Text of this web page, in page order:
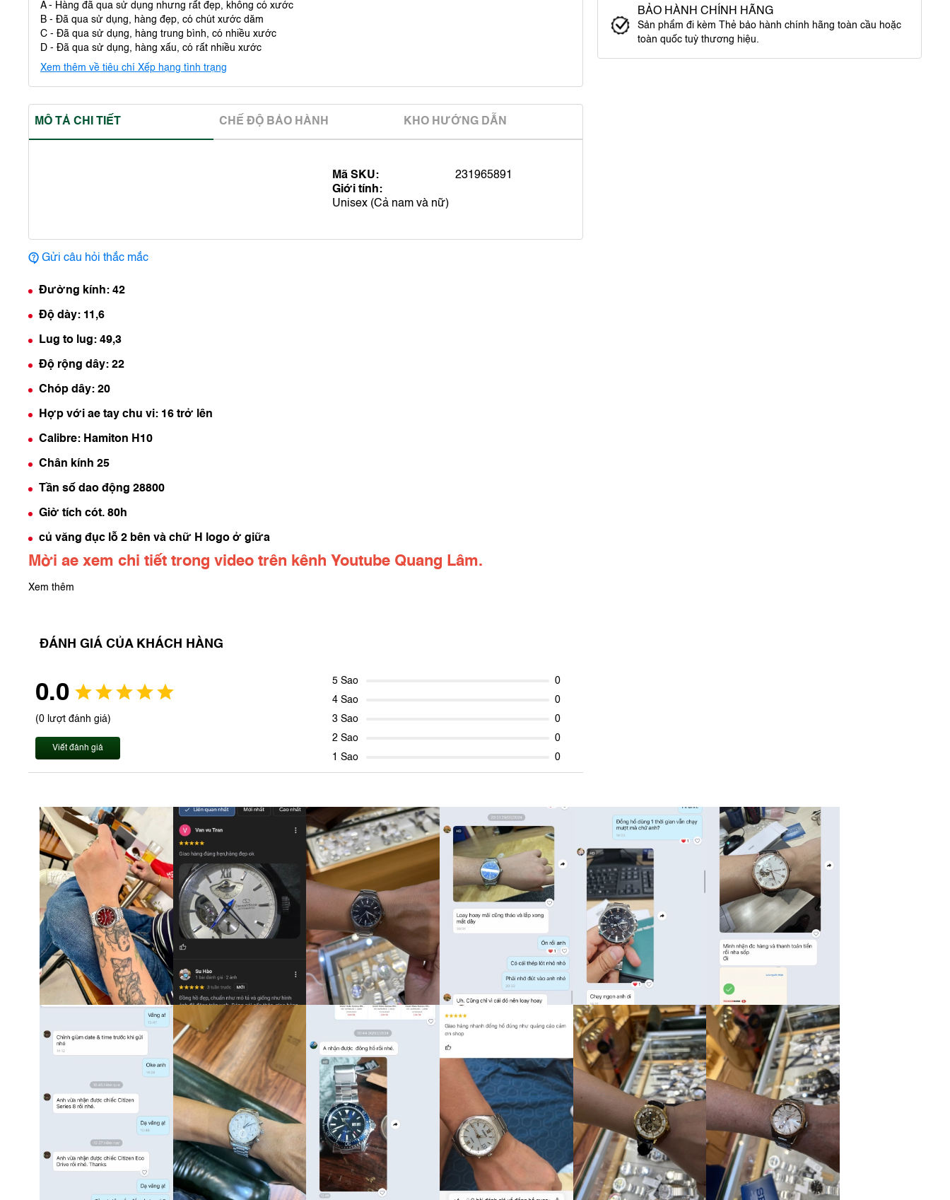
A - Hàng đã qua sử dụng nhưng rất đẹp, không có xước
B - Đã qua sử dụng, hàng đẹp, có chút xước dăm
C - Đã qua sử dụng, hàng trung bình, có nhiều xước
D - Đã qua sử dụng, hàng xấu, có rất nhiều xước
Xem thêm về tiêu chí Xếp hạng tình trạng
MÔ TẢ CHI TIẾT CHẾ ĐỘ BẢO HÀNH KHO HƯỚNG DẪN
Mã SKU:
231965891
Giới tính:
Unisex (Cả nam và nữ)
Gửi câu hỏi thắc mắc
Đường kính: 42
Độ dày: 11,6
Lug to lug: 49,3
Độ rộng dây: 22
Chóp dây: 20
Hợp với ae tay chu vi: 16 trở lên
Calibre: Hamiton H10
Chân kính 25
Tần số dao động 28800
Giờ tích cót. 80h
củ văng đục lỗ 2 bên và chữ H logo ở giữa
Mời ae xem chi tiết trong video trên kênh Youtube Quang Lâm.
Xem thêm
BẢO HÀNH CHÍNH HÃNG
Sản phẩm đi kèm Thẻ bảo hành chính hãng toàn cầu hoặc
toàn quốc tuỳ thương hiệu.
ĐÁNH GIÁ CỦA KHÁCH HÀNG
0.0
(0 lượt đánh giá)
Viết đánh giá
5 Sao
0
4 Sao
0
3 Sao
0
2 Sao
0
1 Sao
0